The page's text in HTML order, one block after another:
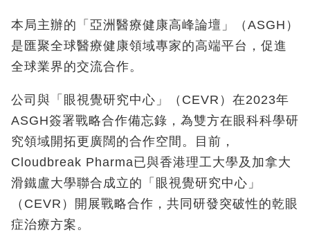
本局主辦的「亞洲醫療健康高峰論壇」（ASGH）
是匯聚全球醫療健康領域專家的高端平台，促進
全球業界的交流合作。
公司與「眼視覺研究中心」（CEVR）在2023年
ASGH簽署戰略合作備忘錄，為雙方在眼科科學研
究領域開拓更廣闊的合作空間。目前，
Cloudbreak Pharma已與香港理工大學及加拿大
滑鐵盧大學聯合成立的「眼視覺研究中心」
（CEVR）開展戰略合作，共同研發突破性的乾眼
症治療方案。